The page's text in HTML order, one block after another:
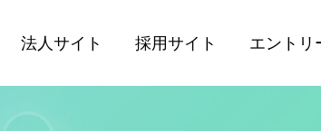
法人サイト 採用サイト エントリ